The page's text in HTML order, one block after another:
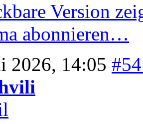
Version
abonnieren…
2026, 14:05